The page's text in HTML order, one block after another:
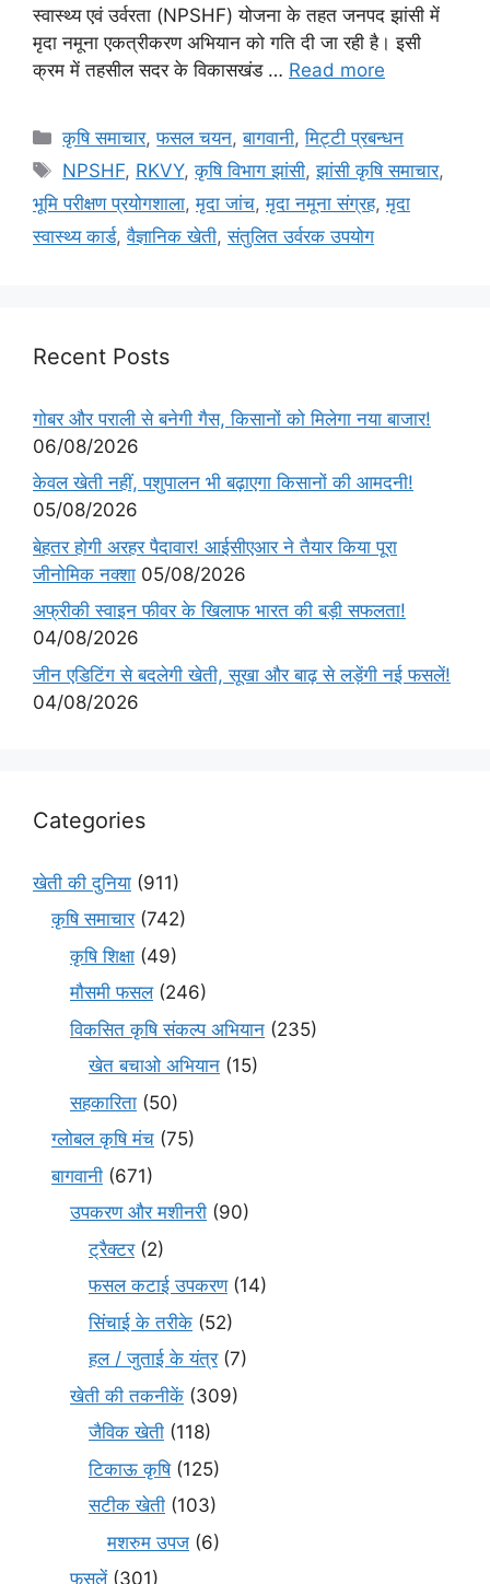
स्वास्थ्य एवं उर्वरता (NPSHF) योजना के तहत जनपद झांसी में
मृदा नमूना एकत्रीकरण अभियान को गति दी जा रही है। इसी
क्रम में तहसील सदर के विकासखंड … Read more
कृषि समाचार,फसल चयन,बागवानी,मि‌ट्टी प्रबन्धन
NPSHF, RKVY,कृषि विभाग झांसी,झांसी कृषि समाचार,
भूमि परीक्षण प्रयोगशाला,मृदा जांच,मृदा नमूना संग्रह,मृदा
स्वास्थ्य कार्ड,वैज्ञानिक खेती,संतुलित उर्वरक उपयोग
Recent Posts
गोबर और पराली से बनेगी गैस, किसानों को मिलेगा नया बाजार!
06/08/2026
केवल खेती नहीं, पशुपालन भी बढ़ाएगा किसानों की आमदनी!
05/08/2026
बेहतर होगी अरहर पैदावार! आईसीएआर ने तैयार किया पूरा
जीनोमिक नक्शा 05/08/2026
अफ्रीकी स्वाइन फीवर के खिलाफ भारत की बड़ी सफलता!
04/08/2026
जीन एडिटिंग से बदलेगी खेती, सूखा और बाढ़ से लड़ेंगी नई फसलें!
04/08/2026
Categories
खेती की दुनिया (911)
कृषि समाचार(742)
कृषि शिक्षा (49)
मौसमी फसल(246)
विकसित कृषि संकल्प अभियान (235)
खेत बचाओ अभियान (15)
सहकारिता (50)
ग्लोबल कृषि मंच (75)
बागवानी (671)
उपकरण और मशीनरी (90)
ट्रैक्टर(2)
फसल कटाई उपकरण(14)
सिंचाई के तरीके (52)
हल / जुताई के यंत्र(7)
खेती की तकनीकें (309)
जैविक खेती (118)
टिकाऊ कृषि(125)
सटीक खेती (103)
मशरुम उपज (6)
फसलें(301)